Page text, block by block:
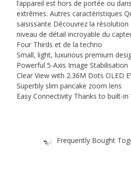
l’appareil est hors de portée ou
extrêmes. Autres caractéristiques
saisissante Découvrez la
niveau de détail incroyable du
Four Thirds et de la techno
Small, light, luxurious premium
Powerful 5-Axis Image Stabilisation
Clear View with 2.36M Dots OLED
Superbly slim pancake zoom lens
Easy Connectivity Thanks to built-in
Frequently Bought